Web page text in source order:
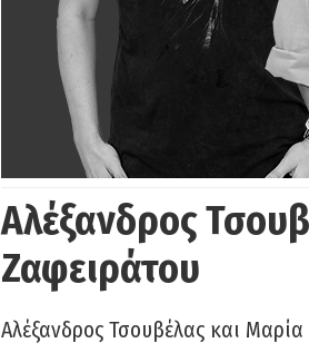
Αλέξανδρος
Ζαφειράτου
Αλέξανδρος Τσουβέλας και